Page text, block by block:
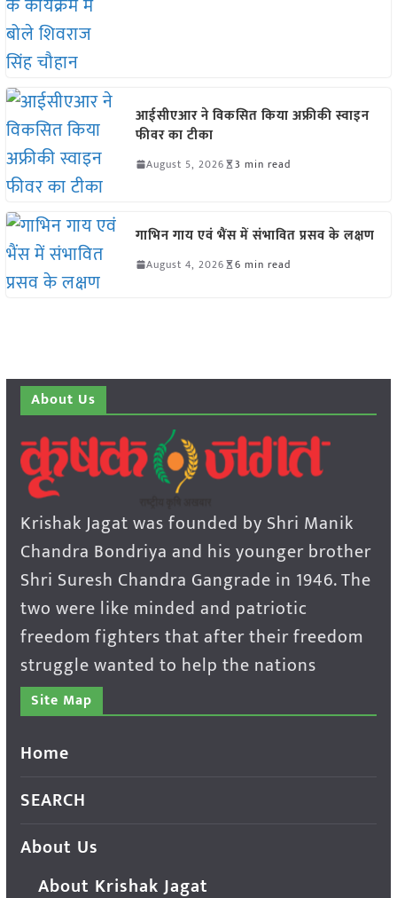
आईसीएआर ने विकसित किया अफ्रीकी स्वाइन
फीवर का टीका
August 5, 2026 3 min read
गाभिन गाय एवं भैंस में संभावित प्रसव के लक्षण
August 4, 2026 6 min read
About Us
Krishak Jagat was founded by Shri Manik
Chandra Bondriya and his younger brother
Shri Suresh Chandra Gangrade in 1946. The
two were like minded and patriotic
freedom fighters that after their freedom
struggle wanted to help the nations
Site Map
Home
SEARCH
About Us
About Krishak Jagat